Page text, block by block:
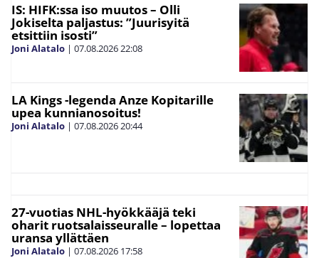
IS: HIFK:ssa iso muutos – Olli
Jokiselta paljastus: ”Juurisyitä
etsittiin isosti”
Joni Alatalo | 07.08.202622:08
LA Kings -legenda Anze Kopitarille
upea kunnianosoitus!
Joni Alatalo | 07.08.202620:44
27-vuotias NHL-hyökkääjä teki
oharit ruotsalaisseuralle – lopettaa
uransa yllättäen
Joni Alatalo | 07.08.2026 17:58